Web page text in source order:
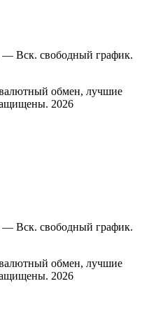
Вск. свободный график.
обмен, лучшие
2026
Вск. свободный график.
обмен, лучшие
2026